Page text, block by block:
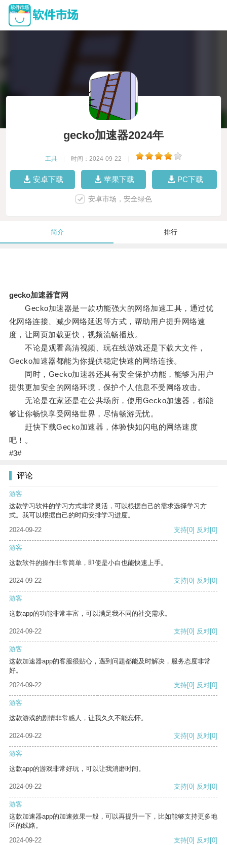
gecko加速器2024年
工具 时间：2024-09-22
安卓下载 苹果下载 PC下载
安卓市场，安全绿色
简介 排行
gecko加速器官网
Gecko加速器是一款功能强大的网络加速工具，通过优
化网络连接、减少网络延迟等方式，帮助用户提升网络速
度，让网页加载更快，视频流畅播放。
不论是观看高清视频、玩在线游戏还是下载大文件，
Gecko加速器都能为你提供稳定快速的网络连接。
同时，Gecko加速器还具有安全保护功能，能够为用户
提供更加安全的网络环境，保护个人信息不受网络攻击。
无论是在家还是在公共场所，使用Gecko加速器，都能
够让你畅快享受网络世界，尽情畅游无忧。
赶快下载Gecko加速器，体验快如闪电的网络速度
吧！。
#3#
评论
游客
这款学习软件的学习方式非常灵活，可以根据自己的需求选择学习方
式。我可以根据自己的时间安排学习进度。
2024-09-22
支持[0] 反对[0]
游客
这款软件的操作非常简单，即使是小白也能快速上手。
2024-09-22 支持[0] 反对[0]
游客
这款app的功能非常丰富，可以满足我不同的社交需求。
2024-09-22 支持[0] 反对[0]
游客
这款加速器app的客服很贴心，遇到问题都能及时解决，服务态度非常
好。
2024-09-22
支持[0] 反对[0]
游客
这款游戏的剧情非常感人，让我久久不能忘怀。
2024-09-22 支持[0] 反对[0]
游客
这款app的游戏非常好玩，可以让我消磨时间。
2024-09-22 支持[0] 反对[0]
游客
这款加速器app的加速效果一般，可以再提升一下，比如能够支持更多地
区的线路。
2024-09-22
支持[0] 反对[0]